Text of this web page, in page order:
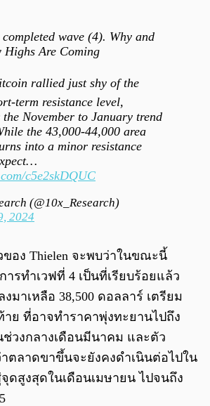
wave (4). Why and
Highs Are Coming
rallied just shy of the
term resistance level,
November to January trend
the 43,000-44,000 area
into a minor resistance
c5e2skDQUC
(@10x_Research)
2024
ของ Thielen จะพบว่าในขณะนี้
ารทำเวฟที่ 4 เป็นที่เรียบร้อยแล้ว
มาเหลือ 38,500 ดอลลาร์ เตรียม
าย ที่อาจทำราคาพุ่งทะยานไปถึง
ช่วงกลางเดือนมีนาคม และตัว
าตลาดขาขึ้นจะยังคงดำเนินต่อไปใน
ดสูงสุดในเดือนเมษายน ไปจนถึง